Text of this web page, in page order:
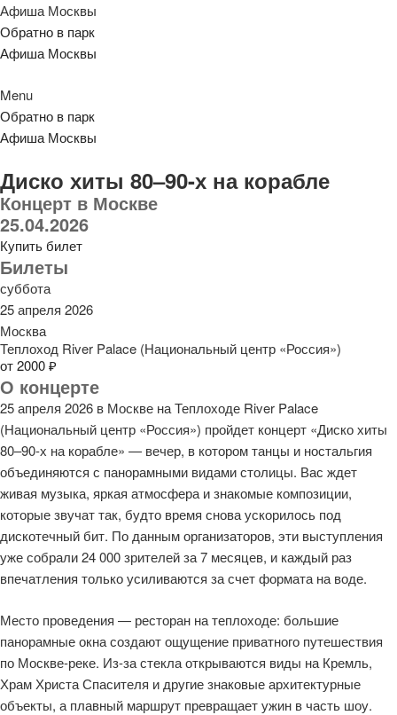
Афиша Москвы
Обратно в парк
Афиша Москвы
Menu
Обратно в парк
Афиша Москвы
Диско хиты 80–90-х на корабле
Концерт в Москве
25.04.2026
Купить билет
Билеты
суббота
25 апреля 2026
Москва
Теплоход River Palace (Национальный центр «Россия»)
от 2000 ₽
О концерте
25 апреля 2026 в Москве на Теплоходе River Palace
(Национальный центр «Россия») пройдет концерт «Диско хиты
80–90-х на корабле» — вечер, в котором танцы и ностальгия
объединяются с панорамными видами столицы. Вас ждет
живая музыка, яркая атмосфера и знакомые композиции,
которые звучат так, будто время снова ускорилось под
дискотечный бит. По данным организаторов, эти выступления
уже собрали 24 000 зрителей за 7 месяцев, и каждый раз
впечатления только усиливаются за счет формата на воде.
Место проведения — ресторан на теплоходе: большие
панорамные окна создают ощущение приватного путешествия
по Москве-реке. Из-за стекла открываются виды на Кремль,
Храм Христа Спасителя и другие знаковые архитектурные
объекты, а плавный маршрут превращает ужин в часть шоу.